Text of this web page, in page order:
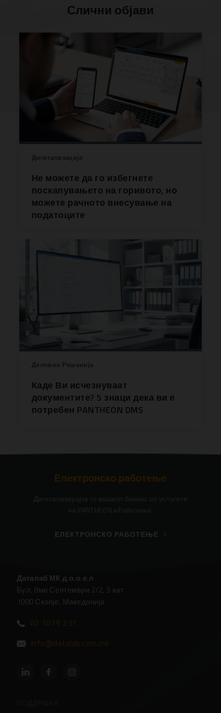
Слични објави
Дигитализација
Не можете да го избегнете
поскапувањето на горивото, но
можете рачното внесување на
податоците
Деловни Решенија
Каде Ви исчезнуваат
документите? 5 знаци дека ви е
потребен PANTHEON DMS
Електронско работење
Дигитализирајте го вашиот бизнис со услугите
на PANTHEON еРаботење.
ЕЛЕКТРОНСКО РАБОТЕЊЕ
Даталаб МК д.о.о.е.л
Бул. 8ми Септември 2/2, 5 кат
1000 Скопје, Македонија
02 3079 231
info@datalab.com.mk